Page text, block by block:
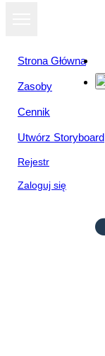
Strona Główna
Zasoby
Cennik
Utwórz Storyboard
Rejestr
Zaloguj się